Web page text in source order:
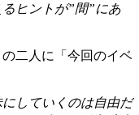
ヒントが”間”にあ
二人に「今回のイベ
にしていくのは自由だ